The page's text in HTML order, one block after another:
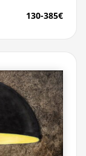
130-385€